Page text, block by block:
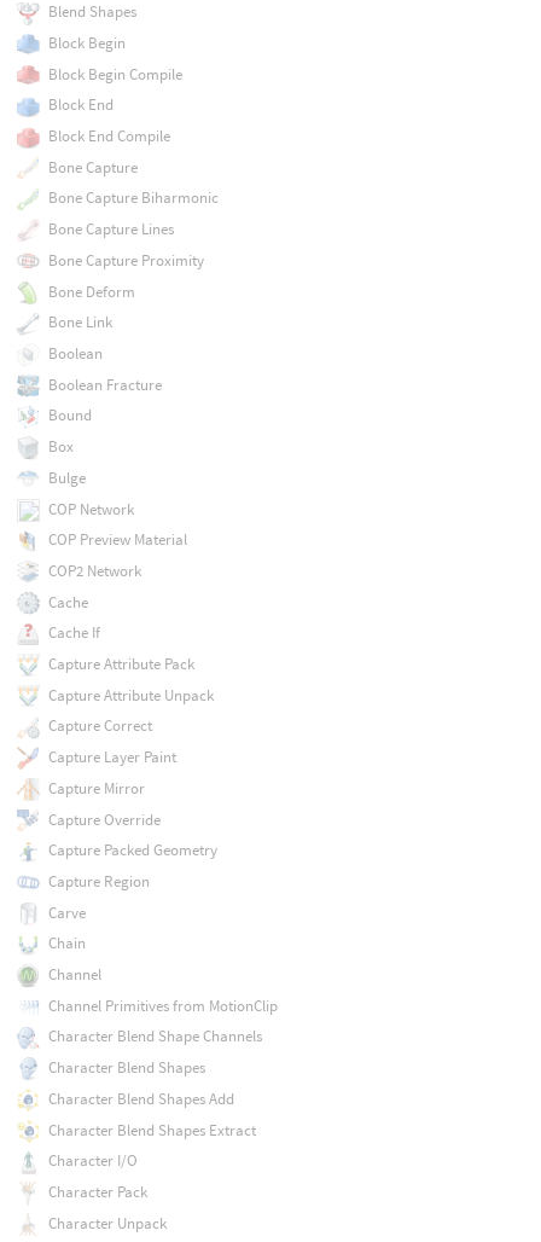
Blend Shapes
Block Begin
Block Begin Compile
Block End
Block End Compile
Bone Capture
Bone Capture Biharmonic
Bone Capture Lines
Bone Capture Proximity
Bone Deform
Bone Link
Boolean
Boolean Fracture
Bound
Box
Bulge
COP Network
COP Preview Material
COP2 Network
Cache
Cache If
Capture Attribute Pack
Capture Attribute Unpack
Capture Correct
Capture Layer Paint
Capture Mirror
Capture Override
Capture Packed Geometry
Capture Region
Carve
Chain
Channel
Channel Primitives from MotionClip
Character Blend Shape Channels
Character Blend Shapes
Character Blend Shapes Add
Character Blend Shapes Extract
Character I/O
Character Pack
Character Unpack